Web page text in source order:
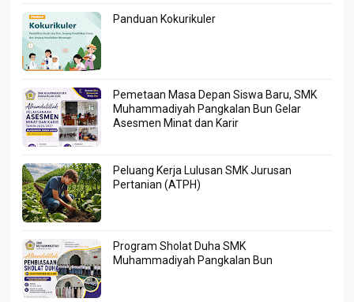
Panduan Kokurikuler
Pemetaan Masa Depan Siswa Baru, SMK
Muhammadiyah Pangkalan Bun Gelar
Asesmen Minat dan Karir
Peluang Kerja Lulusan SMK Jurusan
Pertanian (ATPH)
Program Sholat Duha SMK
Muhammadiyah Pangkalan Bun